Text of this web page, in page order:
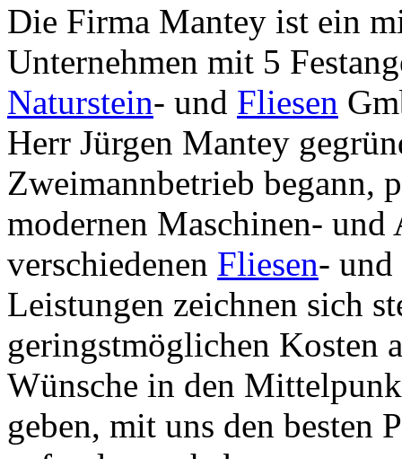
Die Firma Mantey ist ein
Unternehmen mit 5
Naturstein- und Fliesen
Herr Jürgen Mantey
Zweimannbetrieb begann,
modernen Maschinen-
verschiedenen Fliesen- und
Leistungen zeichnen sich
geringstmöglichen Kosten
Wünsche in den
geben, mit uns den besten